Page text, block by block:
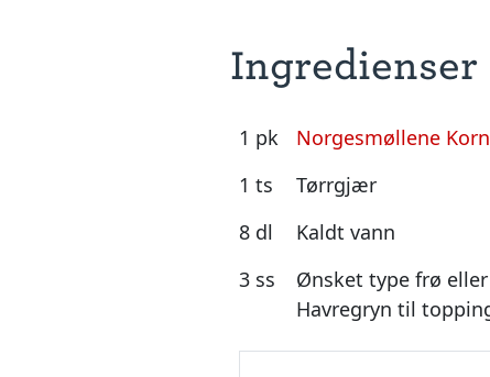
Ingredienser
1 pk
Norgesmøllene
1 ts
Tørrgjær
8 dl
Kaldt vann
3 ss
Ønsket type frø
Havregryn til